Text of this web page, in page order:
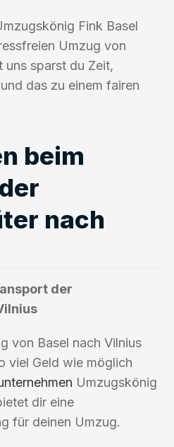
Fink Basel
Umzug von
uns sparst du Zeit,
das zu einem fairen
beim
nach
der
von Basel nach Vilnius
viel Geld wie möglich
Umzugskönig
dir eine
für deinen Umzug.